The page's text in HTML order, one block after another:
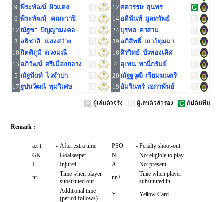
9 พีระพัฒน์ ผิวแดง
6 พีระพัฒน์ คณะวาปี
12 ณัฐชา ปัญญามงคล
3 อธิชาติ แสงสว่าง
10 กิตติภูมิ ดวงมณี
13 อภิวัฒน์ ศรีเมืองกลาง
5 ณัฐนันท์ ไวจำปา
17 ฐปนวัฒน์ ทุมวิเศษ
12 ศตวรรษ สุนทร
14 อดินันท์ มูลทรัพย์
24บุรพล คาสาม
39 อภิสิทธิ์ เถาว์ทุมมา
10 ศิรวิทย์ บัวทองเลิศ
4 อุเทน ทานีกรัมย์
20 ณัฐฐวุฒิ เรียมมนตรี
19 อัมรินทร์ เอกาพันธ์
ผู้เล่นตัวจริง ผู้เล่นตัวสำรอง กัปตันทีม
Remark :
a.e.t. - After extra time PSO - Penalty shoot-out
GK
- Goalkeeper N - Not eligible to play
I
- Injured A - Not present
nn-
- Time when player
substituted out
nn+ - Time when player
substituted in
+
- Additional time
(period follows)
Y - Yellow Card